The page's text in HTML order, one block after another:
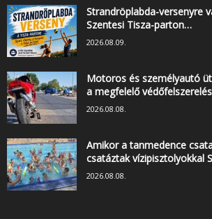
Strandröplabda-versenyre
Szentesi Tisza-parton…
2026.08.09.
Motoros és személyautó
a megfelelő
2026.08.08.
Amikor a tanmedence
csatáztak vízipisztolyokkal
2026.08.08.